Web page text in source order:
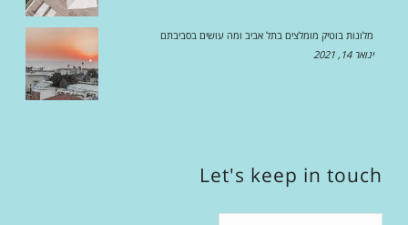
מלונות בוטיק מומלצים בתל אביב ומה עושים בסביבתם
ינואר 14, 2021
Let's keep in touch